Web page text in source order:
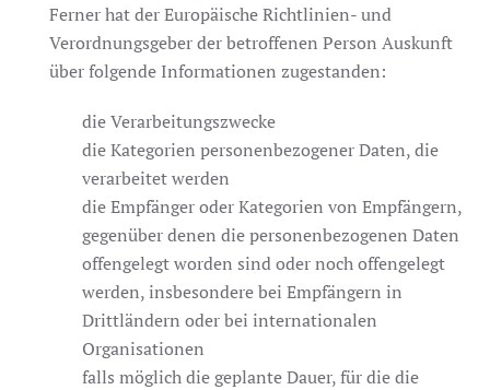
Ferner hat der Europäische Richtlinien- und
Verordnungsgeber der betroffenen Person Auskunft
über folgende Informationen zugestanden:
die Verarbeitungszwecke
die Kategorien personenbezogener Daten, die
verarbeitet werden
die Empfänger oder Kategorien von Empfängern,
gegenüber denen die personenbezogenen Daten
offengelegt worden sind oder noch offengelegt
werden, insbesondere bei Empfängern in
Drittländern oder bei internationalen
Organisationen
falls möglich die geplante Dauer, für die die